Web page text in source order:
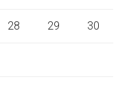
28 29 30